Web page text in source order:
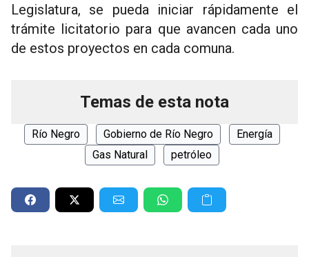
Legislatura, se pueda iniciar rápidamente el
trámite licitatorio para que avancen cada uno
de estos proyectos en cada comuna.
Temas de esta nota
Río Negro Gobierno de Río Negro
Energía
Gas Natural
petróleo